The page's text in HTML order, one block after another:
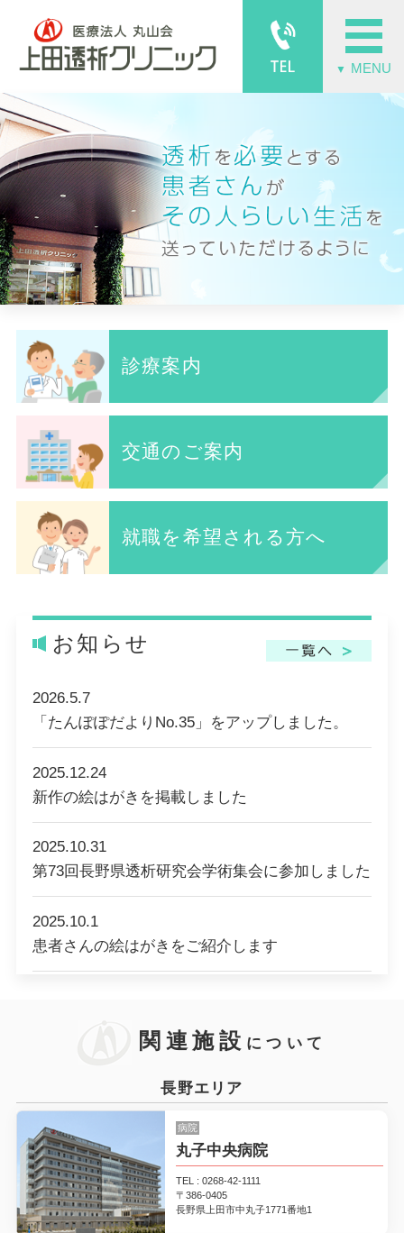
▼ MENU
診療案内
交通のご案内
就職を希望される方へ
お知らせ
2026.5.7
「たんぽぽだよりNo.35」をアップしました。
2025.12.24
新作の絵はがきを掲載しました
2025.10.31
第73回長野県透析研究会学術集会に参加しました
2025.10.1
患者さんの絵はがきをご紹介します
個別の診療報酬の算定項目の分かる明細書の発行
2025.5.27
患者さんへのお願い
関連施設 について
長野エリア
病院
丸子中央病院
TEL : 0268-42-1111
〒386-0405
長野県上田市中丸子1771番地1